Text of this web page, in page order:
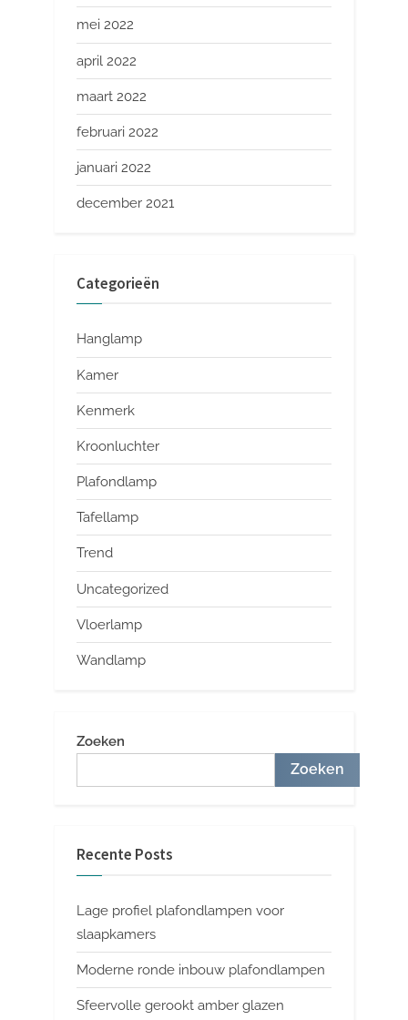
mei 2022
april 2022
maart 2022
februari 2022
januari 2022
december 2021
Categorieën
Hanglamp
Kamer
Kenmerk
Kroonluchter
Plafondlamp
Tafellamp
Trend
Uncategorized
Vloerlamp
Wandlamp
Zoeken
Zoeken
Recente Posts
Lage profiel plafondlampen voor
slaapkamers
Moderne ronde inbouw plafondlampen
Sfeervolle gerookt amber glazen